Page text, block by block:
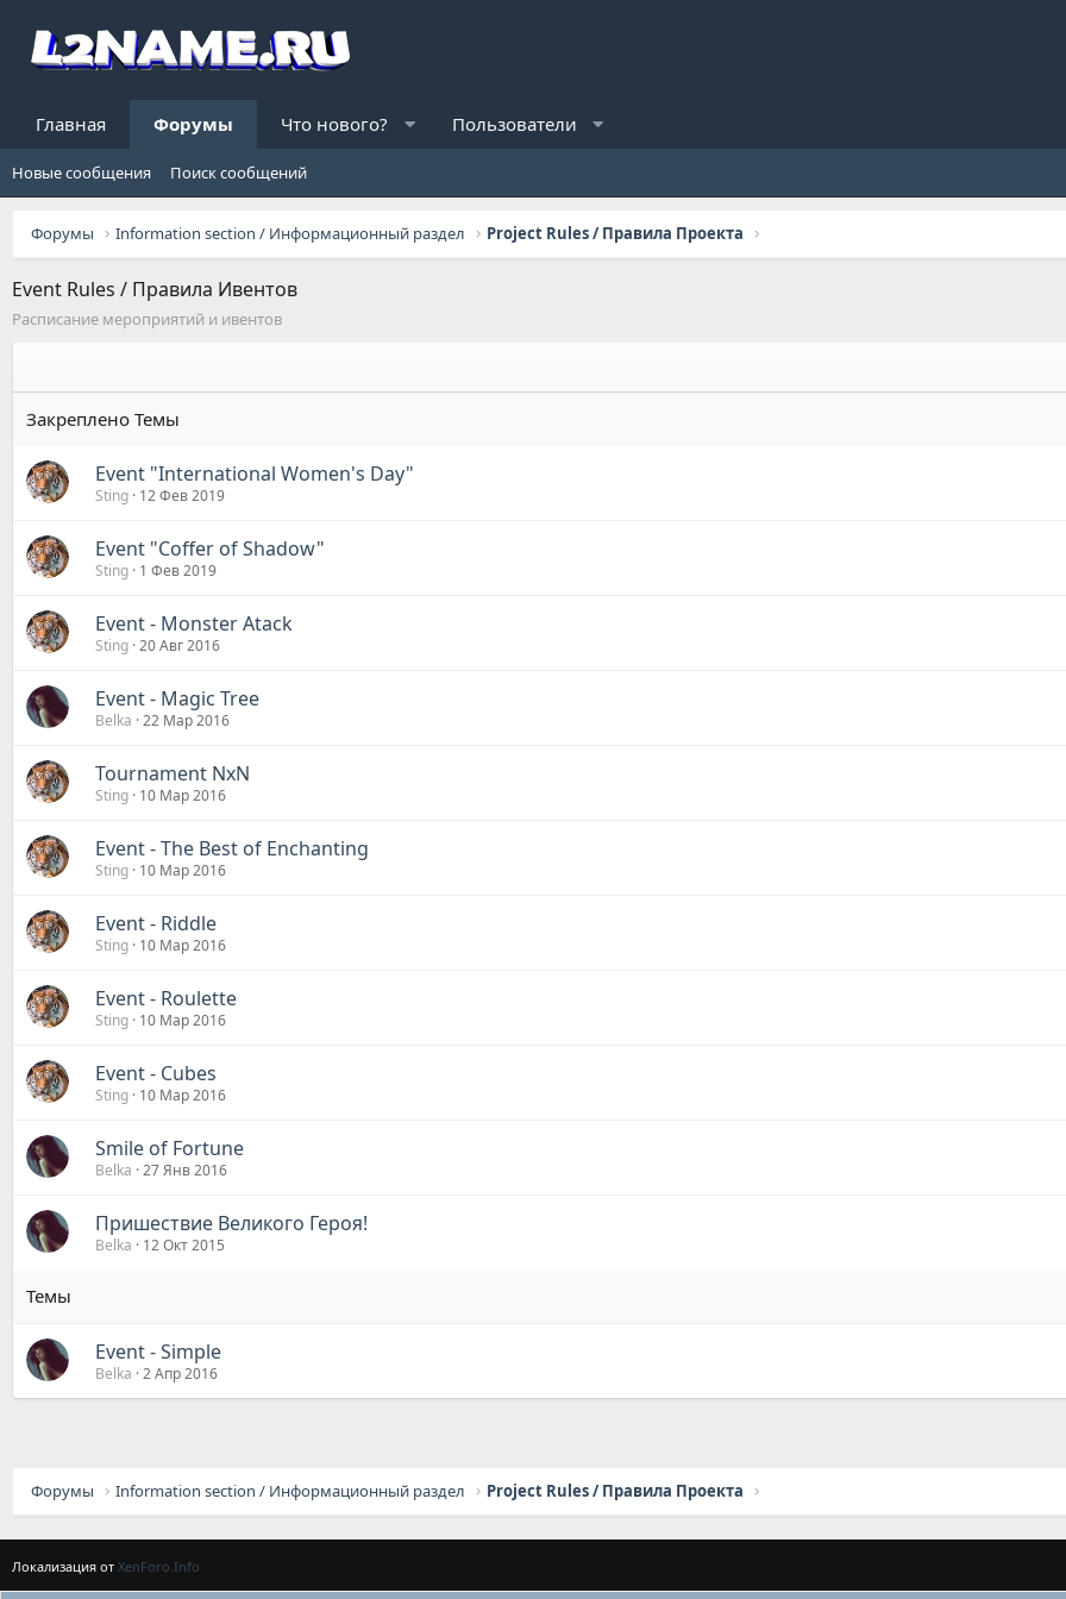
Главная Форумы Что нового? Пользователи
Новые сообщения Поиск сообщений
Форумы Information section / Информационный раздел Project Rules / Правила Проекта
Event Rules / Правила Ивентов
Расписание мероприятий и ивентов
Event "International Women's Day"
Sting 12 Фев 2019
Event "Coffer of Shadow"
Sting 1 Фев 2019
Event - Monster Atack
Sting 20 Авг 2016
Event - Magic Tree
Belka 22 Мар 2016
Tournament NxN
Sting 10 Мар 2016
Event - The Best of Enchanting
Sting 10 Мар 2016
Event - Riddle
Sting 10 Мар 2016
Event - Roulette
Sting 10 Мар 2016
Event - Cubes
Sting 10 Мар 2016
Smile of Fortune
Belka 27 Янв 2016
Пришествие Великого Героя!
Belka 12 Окт 2015
Event - Simple
Belka 2 Апр 2016
Форумы Information section / Информационный раздел Project Rules / Правила Проекта
Локализация от XenForo.Info